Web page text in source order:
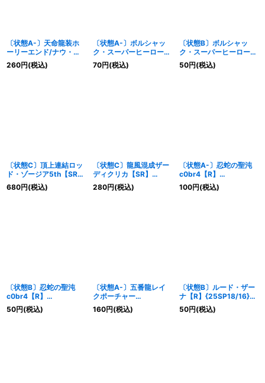
〔状態A-〕天命龍装ホ
ーリーエンド/ナウ・オ
ア・ネバー【SR】
{25SP13/16}《多》
260円(税込)
〔状態A-〕ボルシャッ
ク・スーパーヒーロー/
超英雄タイム【R】
{25SP110/16}《火》
70円(税込)
〔状態B〕ボルシャッ
ク・スーパーヒーロー/
超英雄タイム【R】
{25SP110/16}《火》
50円(税込)
〔状態C〕頂上連結ロッ
ド・ゾージア5th【SR】
{25SP15/16}《多》
680円(税込)
〔状態C〕龍風混成ザー
ディクリカ【SR】
{25SP16/16}《多》
280円(税込)
〔状態A-〕忍蛇の聖沌
c0br4【R】
{25SD17/13}《闇》
100円(税込)
〔状態B〕忍蛇の聖沌
c0br4【R】
{25SD17/13}《闇》
50円(税込)
〔状態A-〕五番龍レイ
クポーチャー
ParZero【SR】
{25SP12/16}《水》
160円(税込)
〔状態B〕ルード・ザー
ナ【R】{25SP18/16}
《水》
50円(税込)